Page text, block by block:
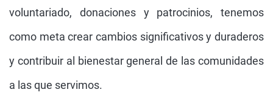
voluntariado, donaciones y patrocinios, tenemos
como meta crear cambios significativos y duraderos
y contribuir al bienestar general de las comunidades
a las que servimos.